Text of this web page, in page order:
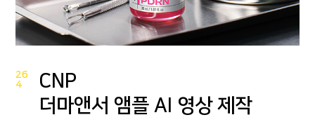
26
4
CNP
더마앤서 앰플 AI 영상 제작